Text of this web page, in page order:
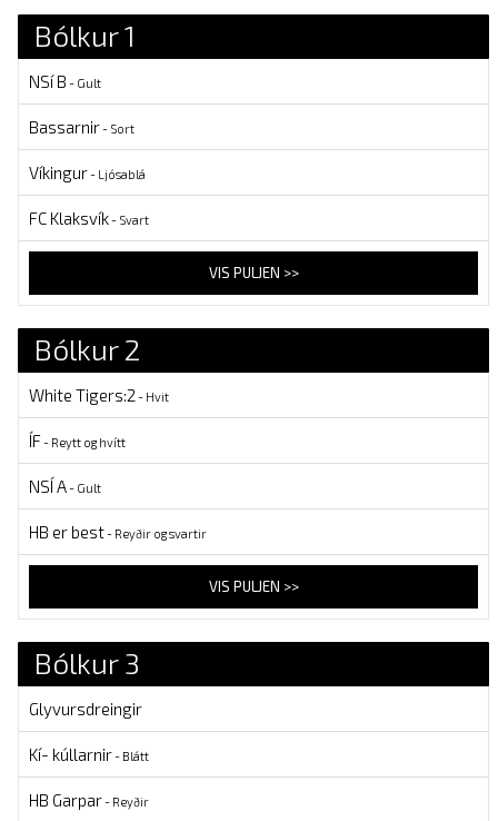
Bólkur 1
NSí B - Gult
Bassarnir- Sort
Víkingur- Ljósablá
FC Klaksvík- Svart
VIS PULJEN >>
Bólkur 2
White Tigers:2 - Hvit
ÍF- Reytt og hvítt
NSÍ A- Gult
HB er best- Reyðir og svartir
VIS PULJEN >>
Bólkur 3
Glyvursdreingir
Kí- kúllarnir- Blátt
HB Garpar- Reyðir